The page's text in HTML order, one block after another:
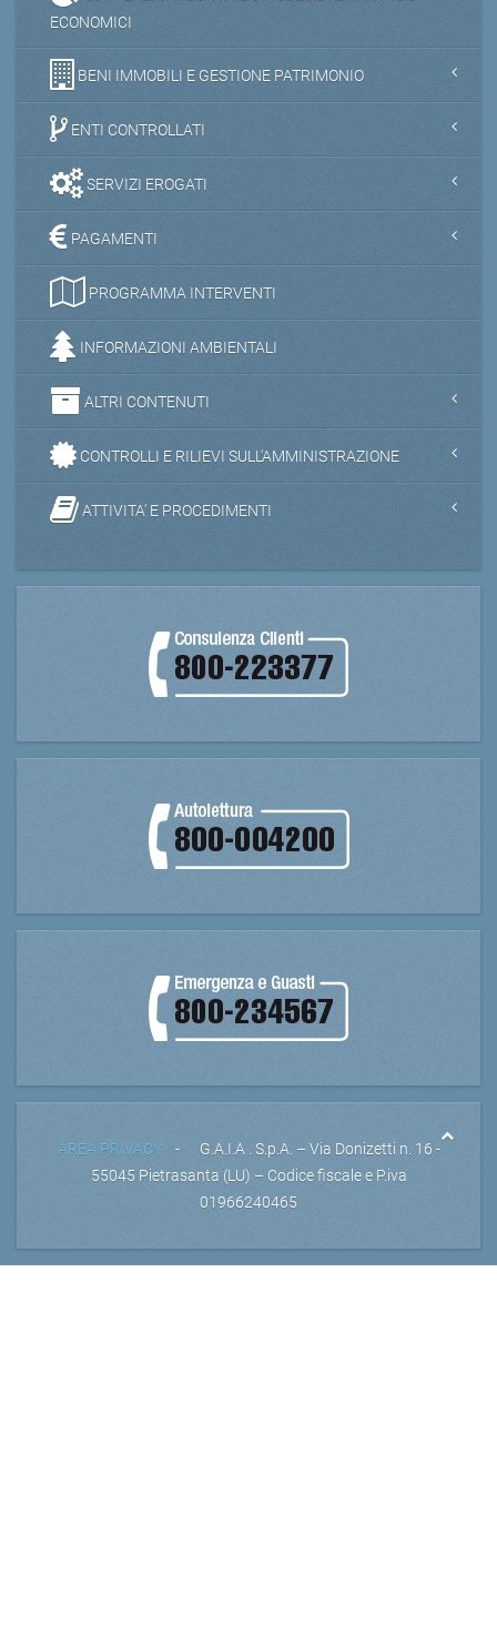
ECONOMICI
BENI IMMOBILI E GESTIONE PATRIMONIO
ENTI CONTROLLATI
SERVIZI EROGATI
PAGAMENTI
PROGRAMMA INTERVENTI
INFORMAZIONI AMBIENTALI
ALTRI CONTENUTI
CONTROLLI E RILIEVI SULL'AMMINISTRAZIONE
ATTIVITA' E PROCEDIMENTI
AREA PRIVACY- G.A.I.A . S.p.A. – Via Donizetti n. 16 -
55045 Pietrasanta (LU) – Codice fiscale e P.iva
01966240465